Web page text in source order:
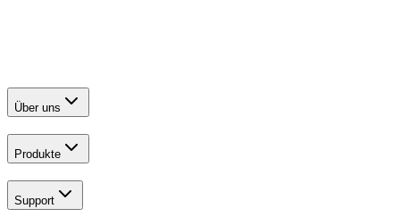
Über uns
Produkte
Support